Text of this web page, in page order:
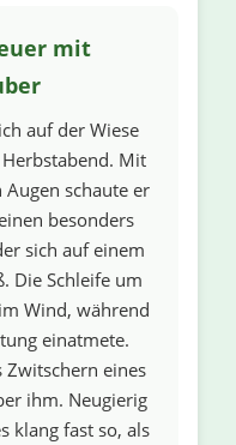
mit
auf der Wiese
Mit
schaute er
besonders
sich auf einem
Die Schleife um
Wind, während
einatmete.
eines
ihm. Neugierig
klang fast so, als